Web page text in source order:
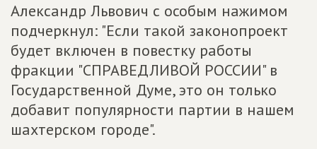
Александр Львович с особым нажимом
подчеркнул: "Если такой законопроект
будет включен в повестку работы
фракции "СПРАВЕДЛИВОЙ РОССИИ" в
Государственной Думе, это он только
добавит популярности партии в нашем
шахтерском городе".